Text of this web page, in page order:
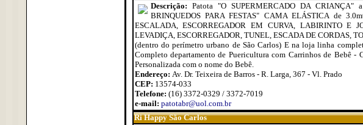
Descrição: Patota "O SUPERMERCADO DA
BRINQUEDOS PARA FESTAS" CAMA ELÁSTICA de
ESCALADA, ESCORREGADOR EM CURVA, LABIRINTO E
LEVADIÇA, ESCORREGADOR, TUNEL, ESCADA DE CORDAS,
(dentro do perímetro urbano de São Carlos) E na loja linha
Completo departamento de Puericultura com Carrinhos de Bebê
Personalizada com o nome do Bebê.
Endereço: Av. Dr. Teixeira de Barros - R. Larga, 367 - Vl. Prado
CEP: 13574-033
Telefone: (16) 3372-0329 / 3372-7019
e-mail: patotabr@uol.com.br
Ri Happy São Carlos